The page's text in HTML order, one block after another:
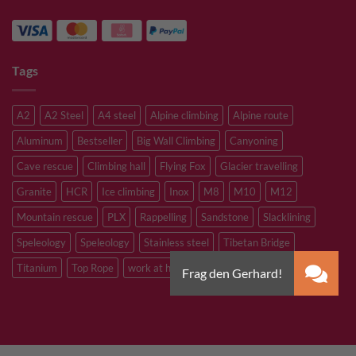
Tags
A2 A2 Steel A4 steel Alpine climbing
Alpine route
Aluminum
Bestseller Big Wall Climbing
Canyoning
Cave rescue
Climbing hall Flying Fox
Glacier travelling
Granite
HCR Ice climbing Inox M8 M10
M12
Mountain rescue
PLX Rappelling Sandstone
Slacklining
Speleology
Speleology Stainless steel
Tibetan Bridge
Titanium
Top Rope work at heights zinc plated steel